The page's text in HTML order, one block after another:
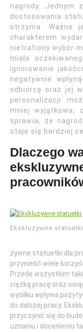
nagrody. Jednym
dostosowania
otrzyma. Ważne
charakterem
nietrafiony wybór
miała
ignorowanie
negatywnie
odbiorcę oraz jej
personalizacji
mniej wyjątkowa;
sprawia, że
staje się bardziej
Dlaczego
Ekskluzywne statuetki
zywne statuetki dla
przynieść wiele
Przede wszystkim
ciężką pracę oraz
wysiłku wpływa
do dalszej pracy.
przyczynić się do
uznaniu i docenieniu